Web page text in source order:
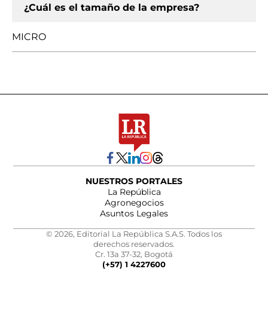
¿Cuál es el tamaño de la empresa?
MICRO
NUESTROS PORTALES
La República
Agronegocios
Asuntos Legales
© 2026, Editorial La República S.A.S. Todos los
derechos reservados.
Cr. 13a 37-32, Bogotá
(+57) 1 4227600